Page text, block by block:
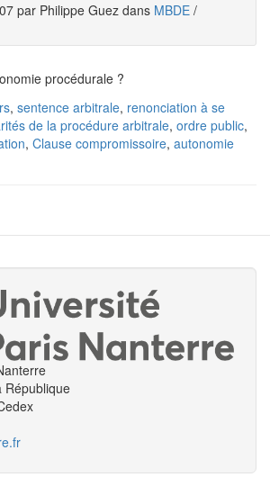
par Philippe Guez dans MBDE /
procédurale ?
, sentence arbitrale, renonciation à se
de la procédure arbitrale, ordre public,
, Clause compromissoire, autonomie
République